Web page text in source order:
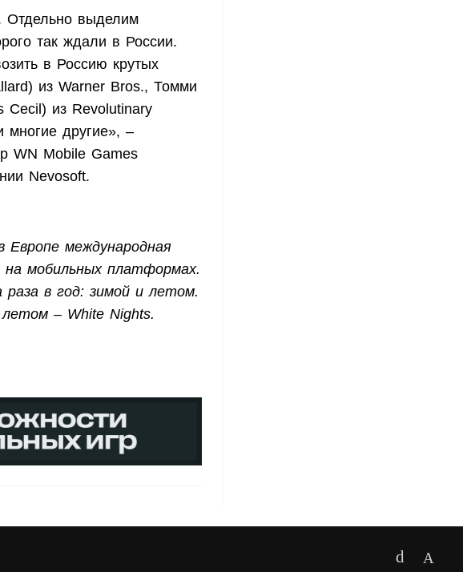
Отдельно выделим
так ждали в России.
в Россию крутых
из Warner Bros., Томми
Cecil) из Revolutinary
другие», –
WN Mobile Games
Nevosoft.
Европе международная
на мобильных платформах.
в год: зимой и летом.
– White Nights.